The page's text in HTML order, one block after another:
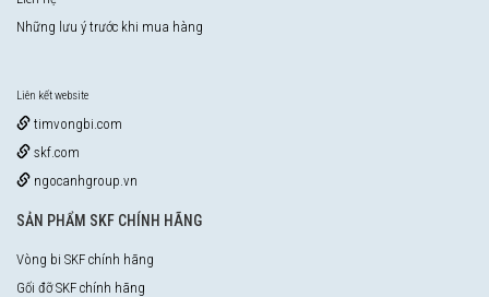
Những lưu ý trước khi mua hàng
Liên kết website
timvongbi.com
skf.com
ngocanhgroup.vn
SẢN PHẨM SKF CHÍNH HÃNG
Vòng bi SKF chính hãng
Gối đỡ SKF chính hãng